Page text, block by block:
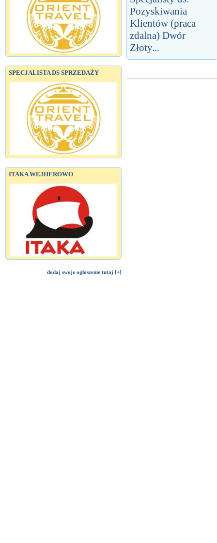
SPECJALISTA DS SPRZEDAŻY
ITAKA WEJHEROWO
dodaj swoje ogłoszenie tutaj [+]
Pozyskiwania
Klientów (praca
zdalna) Dwór
Złoty...